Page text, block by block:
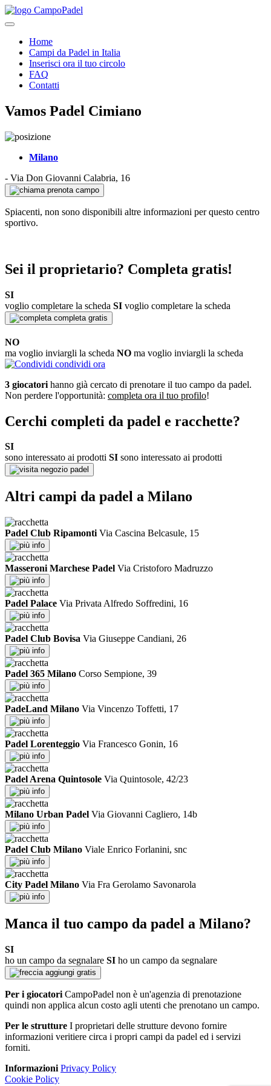
Home
Campi da Padel in Italia
Inserisci ora il tuo circolo
FAQ
Contatti
Vamos Padel Cimiano
Milano
- Via Don Giovanni Calabria, 16
prenota campo
Spiacenti, non sono disponibili altre informazioni per questo centro
sportivo.
Sei il proprietario? Completa gratis!
SI
voglio completare la scheda SI voglio completare la scheda
completa gratis
NO
ma voglio inviargli la scheda NO ma voglio inviargli la scheda
condividi ora
3 giocatori hanno già cercato di prenotare il tuo campo da padel.
Non perdere l'opportunità: completa ora il tuo profilo!
Cerchi completi da padel e racchette?
SI
sono interessato ai prodotti SI sono interessato ai prodotti
negozio padel
Altri campi da padel a Milano
Padel Club Ripamonti Via Cascina Belcasule, 15
info
Masseroni Marchese Padel Via Cristoforo Madruzzo
info
Padel Palace Via Privata Alfredo Soffredini, 16
info
Padel Club Bovisa Via Giuseppe Candiani, 26
info
Padel 365 Milano Corso Sempione, 39
info
PadeLand Milano Via Vincenzo Toffetti, 17
info
Padel Lorenteggio Via Francesco Gonin, 16
info
Padel Arena Quintosole Via Quintosole, 42/23
info
Milano Urban Padel Via Giovanni Cagliero, 14b
info
Padel Club Milano Viale Enrico Forlanini, snc
info
City Padel Milano Via Fra Gerolamo Savonarola
info
Manca il tuo campo da padel a Milano?
SI
ho un campo da segnalare SI ho un campo da segnalare
aggiungi gratis
Per i giocatori CampoPadel non è un'agenzia di prenotazione
quindi non applica alcun costo agli utenti che prenotano un campo.
Per le strutture I proprietari delle strutture devono fornire
informazioni veritiere circa i propri campi da padel ed i servizi
forniti.
Informazioni Privacy Policy
Cookie Policy